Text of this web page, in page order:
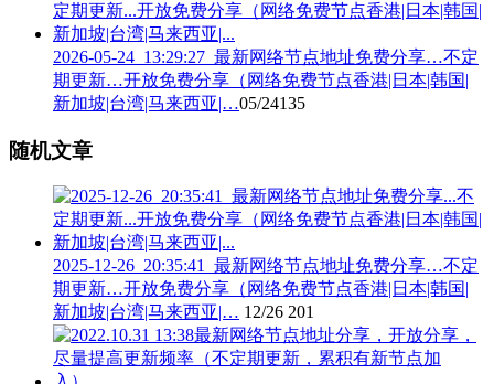
2026-05-24_13:29:27_最新网络节点地址免费分享…不定
期更新…开放免费分享（网络免费节点香港|日本|韩国|
新加坡|台湾|马来西亚|…05/24135
随机文章
2025-12-26_20:35:41_最新网络节点地址免费分享…不定
期更新…开放免费分享（网络免费节点香港|日本|韩国|
新加坡|台湾|马来西亚|… 12/26 201